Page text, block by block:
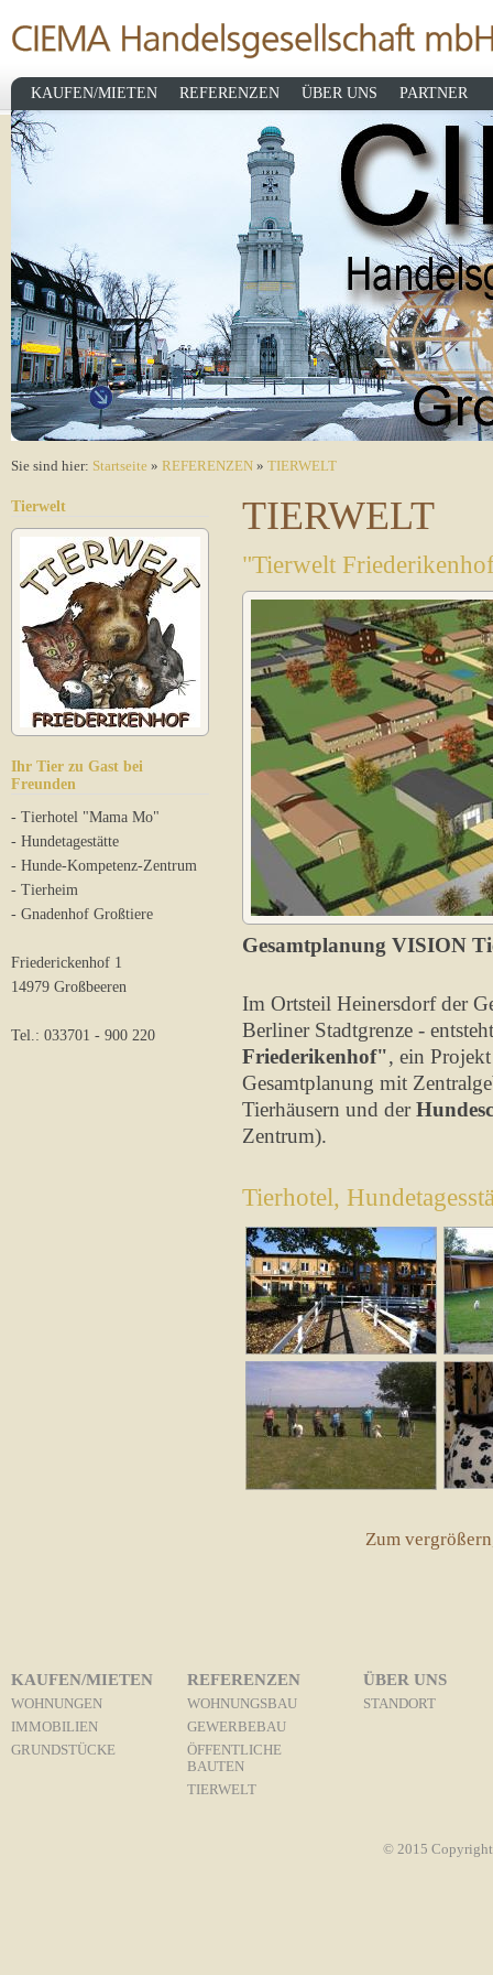
KAUFEN/MIETEN REFERENZEN ÜBER UNS PARTNER
Sie sind hier: Startseite » REFERENZEN » TIERWELT
Tierwelt
Ihr Tier zu Gast bei
Freunden
- Tierhotel "Mama Mo"
- Hundetagestätte
- Hunde-Kompetenz-Zentrum
- Tierheim
- Gnadenhof Großtiere
Friederickenhof 1
14979 Großbeeren
Tel.: 033701 - 900 220
TIERWELT
"Tierwelt
Gesamtplanung VISION
Im Ortsteil Heinersdorf der
Berliner Stadtgrenze -
Friederikenhof", ein
Gesamtplanung mit
Tierhäusern und der
Zentrum).
Tierhotel,
Zum
KAUFEN/MIETEN
WOHNUNGEN
IMMOBILIEN
GRUNDSTÜCKE
REFERENZEN
WOHNUNGSBAU
GEWERBEBAU
ÖFFENTLICHE
BAUTEN
TIERWELT
ÜBER UNS
STANDORT
© 2015 Copyright